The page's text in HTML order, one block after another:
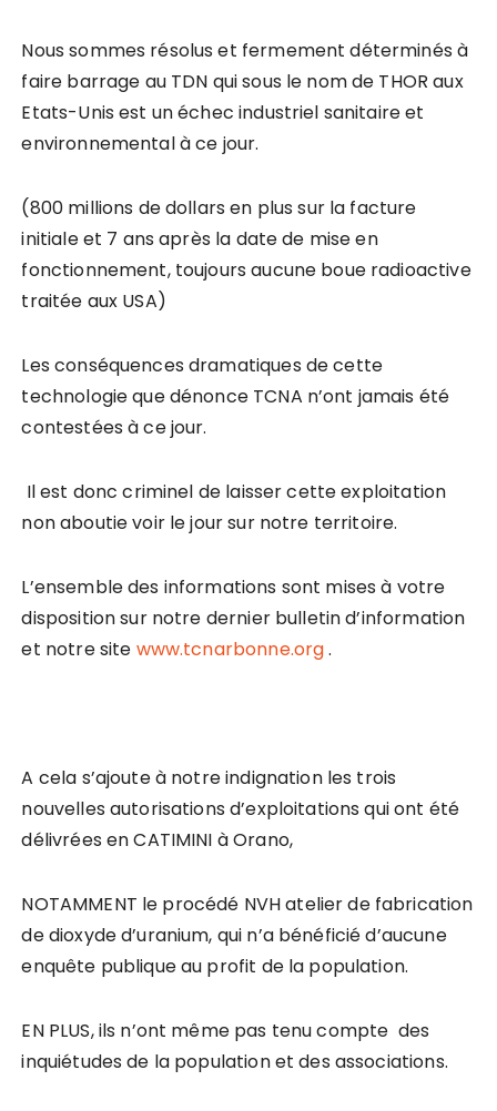
Nous sommes résolus et fermement déterminés à
faire barrage au TDN qui sous le nom de THOR aux
Etats-Unis est un échec industriel sanitaire et
environnemental à ce jour.
(800 millions de dollars en plus sur la facture
initiale et 7 ans après la date de mise en
fonctionnement, toujours aucune boue radioactive
traitée aux USA)
Les conséquences dramatiques de cette
technologie que dénonce TCNA n’ont jamais été
contestées à ce jour.
Il est donc criminel de laisser cette exploitation
non aboutie voir le jour sur notre territoire.
L’ensemble des informations sont mises à votre
disposition sur notre dernier bulletin d’information
et notre site www.tcnarbonne.org.
A cela s’ajoute à notre indignation les trois
nouvelles autorisations d’exploitations qui ont été
délivrées en CATIMINI à Orano,
NOTAMMENT le procédé NVH atelier de fabrication
de dioxyde d’uranium, qui n’a bénéficié d’aucune
enquête publique au profit de la population.
EN PLUS, ils n’ont même pas tenu compte des
inquiétudes de la population et des associations.